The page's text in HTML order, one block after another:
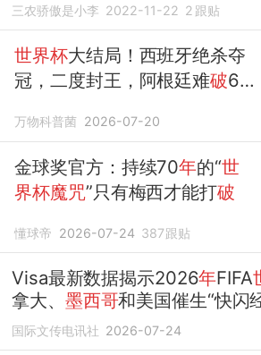
三农骄傲是小李 2022-11-22 2 跟贴
世界杯大结局！西班牙绝杀夺
冠，二度封王，阿根廷难破64
万物科普菌 2026-07-20
金球奖官方：持续70年的“世
界杯魔咒”只有梅西才能打破
懂球帝 2026-07-24 387跟贴
Visa最新数据揭示2026年FIFA
拿大、 墨西哥和美国催生“快闪
国际文传电讯社 2026-07-24